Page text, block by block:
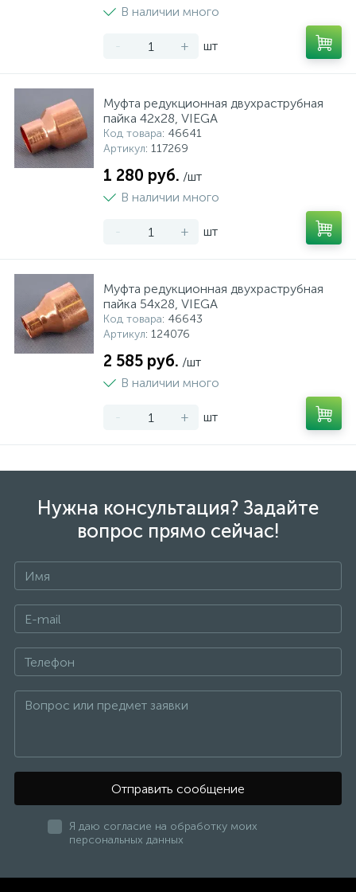
В наличии много
- + шт
Муфта редукционная двухраструбная
пайка 42х28, VIEGA
Код товара: 46641
Артикул: 117269
1 280 руб. /шт
В наличии много
- + шт
Муфта редукционная двухраструбная
пайка 54х28, VIEGA
Код товара: 46643
Артикул: 124076
2 585 руб. /шт
В наличии много
- + шт
Нужна консультация? Задайте
вопрос прямо сейчас!
Отправить сообщение
Я даю согласие на обработку моих
персональных данных